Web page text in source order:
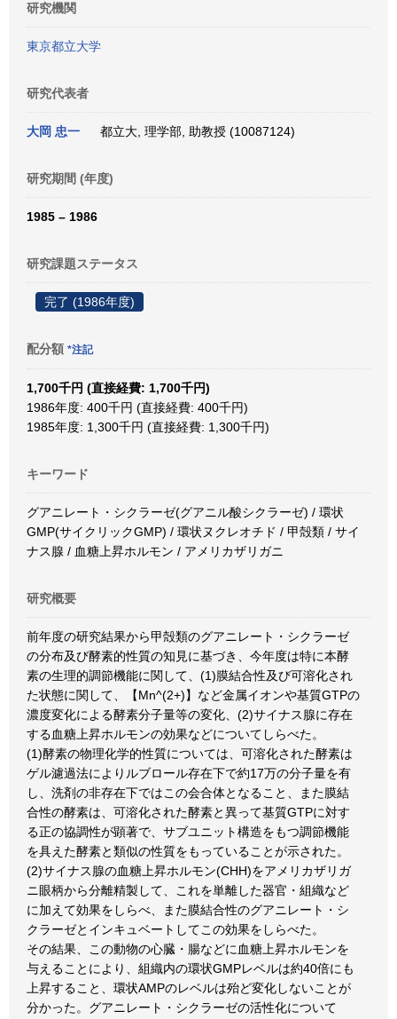
研究機関
東京都立大学
研究代表者
大岡 忠一 都立大, 理学部, 助教授 (10087124)
研究期間 (年度)
1985 – 1986
研究課題ステータス
完了 (1986年度)
配分額 *注記
1,700千円 (直接経費: 1,700千円)
1986年度: 400千円 (直接経費: 400千円)
1985年度: 1,300千円 (直接経費: 1,300千円)
キーワード
グアニレート・シクラーゼ(グアニル酸シクラーゼ) / 環状
GMP(サイクリックGMP) / 環状ヌクレオチド / 甲殻類 / サイ
ナス腺 / 血糖上昇ホルモン / アメリカザリガニ
研究概要
前年度の研究結果から甲殻類のグアニレート・シクラーゼ
の分布及び酵素的性質の知見に基づき、今年度は特に本酵
素の生理的調節機能に関して、(1)膜結合性及び可溶化され
た状態に関して、【Mn^(2+)】など金属イオンや基質GTPの
濃度変化による酵素分子量等の変化、(2)サイナス腺に存在
する血糖上昇ホルモンの効果などについてしらべた。
(1)酵素の物理化学的性質については、可溶化された酵素は
ゲル濾過法によりルブロール存在下で約17万の分子量を有
し、洗剤の非存在下ではこの会合体となること、また膜結
合性の酵素は、可溶化された酵素と異って基質GTPに対す
る正の協調性が顕著で、サブユニット構造をもつ調節機能
を具えた酵素と類似の性質をもっていることが示された。
(2)サイナス腺の血糖上昇ホルモン(CHH)をアメリカザリガ
ニ眼柄から分離精製して、これを単離した器官・組織など
に加えて効果をしらべ、また膜結合性のグアニレート・シ
クラーゼとインキュベートしてこの効果をしらべた。
その結果、この動物の心臓・腸などに血糖上昇ホルモンを
与えることにより、組織内の環状GMPレベルは約40倍にも
上昇すること、環状AMPのレベルは殆ど変化しないことが
分かった。グアニレート・シクラーゼの活性化について